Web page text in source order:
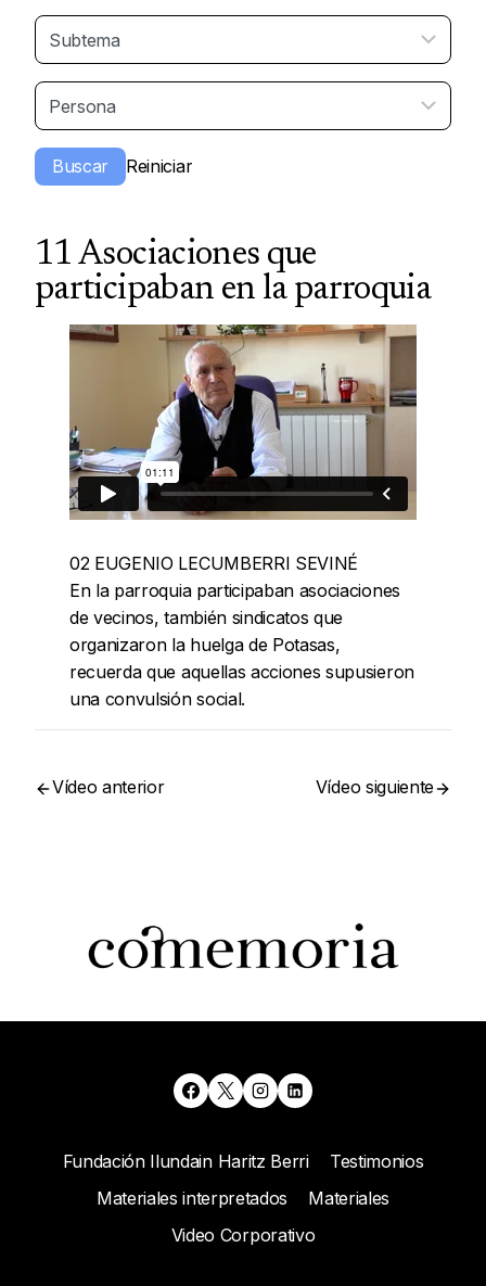
11 Asociaciones que
participaban en la parroquia
02 EUGENIO LECUMBERRI SEVINÉ
En la parroquia participaban asociaciones
de vecinos, también sindicatos que
organizaron la huelga de Potasas,
recuerda que aquellas acciones supusieron
una convulsión social.
Vídeo anterior Vídeo siguiente
Fundación Ilundain Haritz Berri
Testimonios
Materiales interpretados
Materiales
Video Corporativo